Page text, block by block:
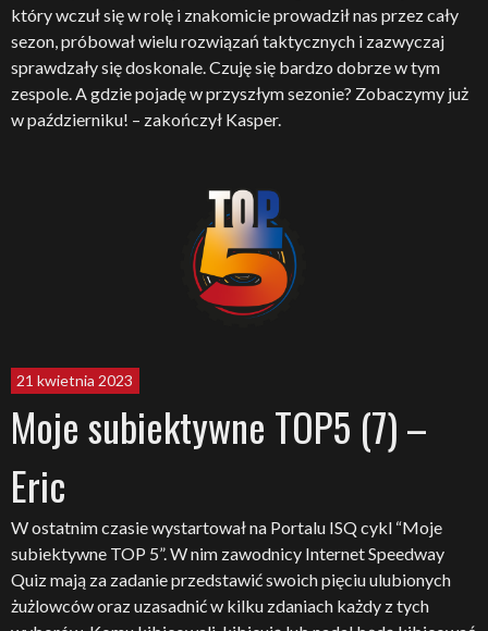
który wczuł się w rolę i znakomicie prowadził nas przez cały
sezon, próbował wielu rozwiązań taktycznych i zazwyczaj
sprawdzały się doskonale. Czuję się bardzo dobrze w tym
zespole. A gdzie pojadę w przyszłym sezonie? Zobaczymy już
w październiku! – zakończył Kasper.
21 kwietnia 2023
Moje subiektywne TOP5 (7) –
Eric
W ostatnim czasie wystartował na Portalu ISQ cykl “Moje
subiektywne TOP 5”. W nim zawodnicy Internet Speedway
Quiz mają za zadanie przedstawić swoich pięciu ulubionych
żużlowców oraz uzasadnić w kilku zdaniach każdy z tych